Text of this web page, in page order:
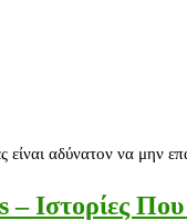
αδύνατον να μην
Ιστορίες